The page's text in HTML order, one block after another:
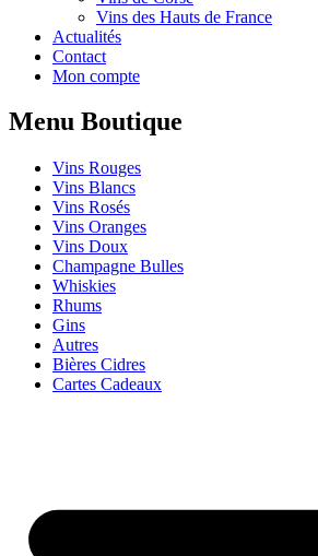
Vins des Hauts de France
Actualités
Contact
Mon compte
Menu Boutique
Vins Rouges
Vins Blancs
Vins Rosés
Vins Oranges
Vins Doux
Champagne Bulles
Whiskies
Rhums
Gins
Autres
Bières Cidres
Cartes Cadeaux